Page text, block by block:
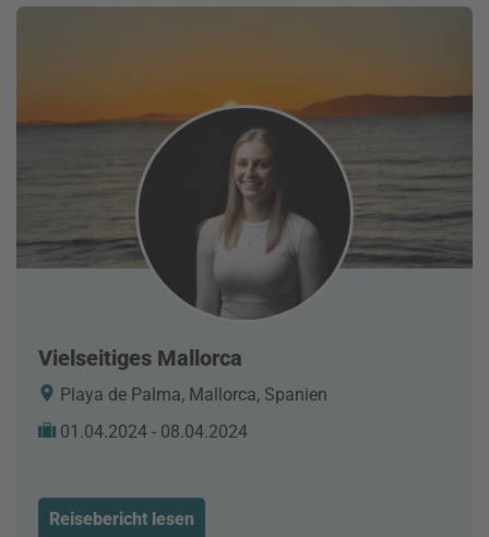
Vielseitiges Mallorca
Playa de Palma, Mallorca, Spanien
01.04.2024 - 08.04.2024
Reisebericht lesen